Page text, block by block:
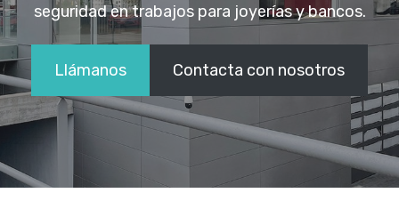
seguridad en trabajos para joyerías y bancos.
Llámanos Contacta con nosotros